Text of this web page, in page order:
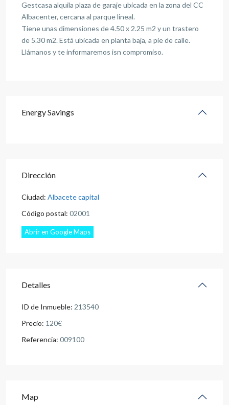
Gestcasa alquila plaza de garaje ubicada en la zona del CC
Albacenter, cercana al parque lineal.
Tiene unas dimensiones de 4.50 x 2.25 m2 y un trastero
de 5.30 m2. Está ubicada en planta baja, a pie de calle.
Llámanos y te informaremos isn compromiso.
Energy Savings
Dirección
Ciudad: Albacete capital
Código postal: 02001
Abrir en Google Maps
Detalles
ID de Inmueble: 213540
Precio: 120€
Referencia: 009100
Map